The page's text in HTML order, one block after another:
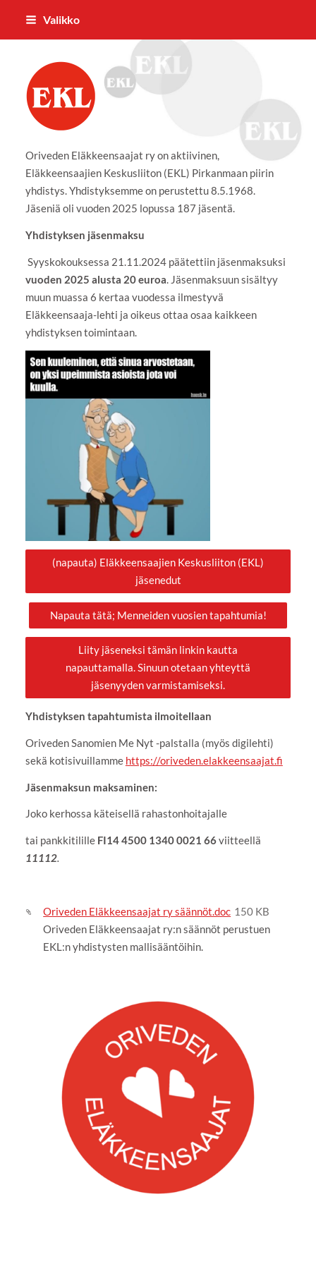
Siirry
Valikko
Oriveden Eläkkeensaajat ry
Oriveden Eläkkeensaajat ry on aktiivinen,
Eläkkeensaajien Keskusliiton (EKL) Pirkanmaan piirin
yhdistys. Yhdistyksemme on perustettu 8.5.1968.
Jäseniä oli vuoden 2025 lopussa 187 jäsentä.
Yhdistyksen jäsenmaksu
Syyskokouksessa 21.11.2024 päätettiin jäsenmaksuksi
vuoden 2025 alusta 20 euroa. Jäsenmaksuun sisältyy
muun muassa 6 kertaa vuodessa ilmestyvä
Eläkkeensaaja-lehti ja oikeus ottaa osaa kaikkeen
yhdistyksen toimintaan.
(napauta) Eläkkeensaajien Keskusliiton (EKL)
jäsenedut
Napauta tätä; Menneiden vuosien tapahtumia!
Liity jäseneksi tämän linkin kautta
napauttamalla. Sinuun otetaan yhteyttä
jäsenyyden varmistamiseksi.
Yhdistyksen tapahtumista ilmoitellaan
Oriveden Sanomien Me Nyt -palstalla (myös digilehti)
sekä kotisivuillamme https://oriveden.elakkeensaajat.fi
Jäsenmaksun maksaminen:
Joko kerhossa käteisellä rahastonhoitajalle
tai pankkitililleFI14 4500 1340 0021 66viitteellä
11112.
Oriveden Eläkkeensaajat ry säännöt.doc 150 KB
Oriveden Eläkkeensaajat ry:n säännöt perustuen
EKL:n yhdistysten mallisääntöihin.